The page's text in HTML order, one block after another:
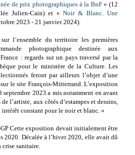
de prix photographiques à la BnF» (12
Julien-Cain) et «Noir & Blanc. Une
2023 - 21 janvier 2024).
l’ensemble du territoire les premières
photographique destinée aux
: regards sur un pays traversé par la
pour le ministère de la Culture. Les
feront par ailleurs l’objet d’une
le site François-Mitterrand. L’exposition
2023 a mis notamment en avant
l’artiste, aux côtés d’estampes et dessins,
intérêt constant pour le noir et blanc. »
Cette exposition devait initialement être
2020. Décalée à l’hiver 2020, elle avait dû
crise sanitaire.